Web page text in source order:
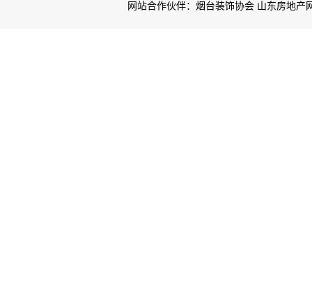
网站合作伙伴：烟台装饰协会 山东房地